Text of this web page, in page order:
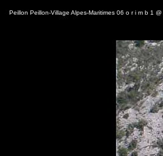
Peillon Peillon-Village Alpes-Maritimes 06 o r i m b 1